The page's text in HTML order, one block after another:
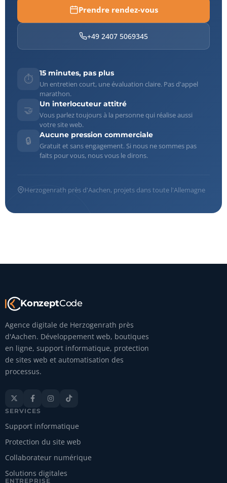
Prendre rendez-vous
+49 2407 5069345
⏱️
15 minutes, pas plus
Un entretien court, une évaluation claire. Pas d'appel
marathon.
🤝
Un interlocuteur attitré
Vous parlez toujours à la personne qui réalise aussi
votre site web.
🔒
Aucune pression commerciale
Gratuit et sans engagement. Si nous ne sommes pas
faits pour vous, nous vous le dirons.
Herzogenrath près d'Aachen, projets dans toute l'Allemagne
KonzeptCode
Agence digitale de Herzogenrath près
d'Aachen. Développement web, boutiques
en ligne, support informatique, protection
de sites web et automatisation des
processus.
   
SERVICES
Support informatique
Protection du site web
Collaborateur numérique
Solutions digitales
ENTREPRISE